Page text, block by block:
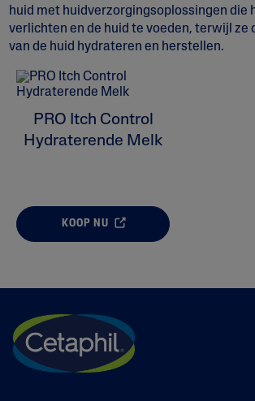
ALL FILTERS
Huidprobleem
huid met huidverzorgingsoplossingen die
verlichten en de huid te voeden, terwijl ze
van de huid hydrateren en herstellen.
PRO Itch Control
Hydraterende Melk
KOOP NU